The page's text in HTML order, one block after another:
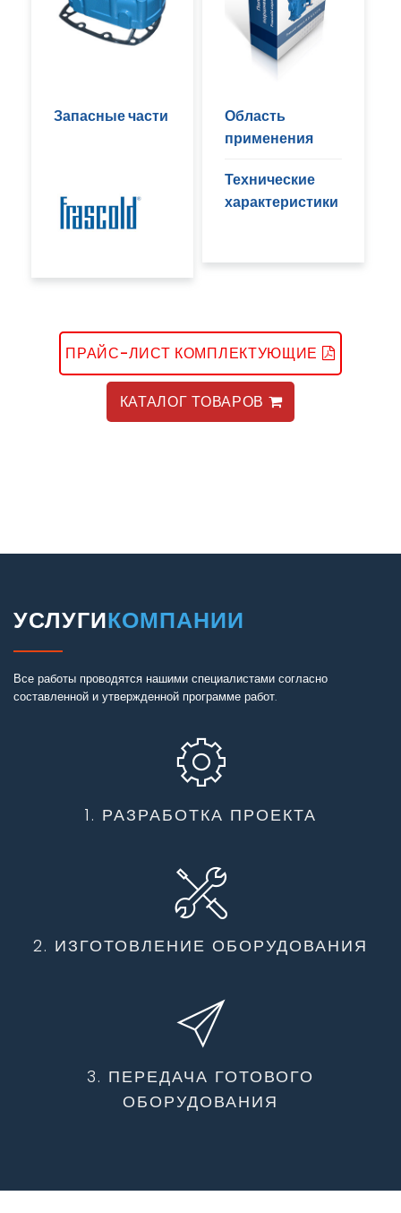
Запасные части
Область
применения
Технические
характеристики
ПРАЙС-ЛИСТ КОМПЛЕКТУЮЩИЕ
КАТАЛОГ ТОВАРОВ
УСЛУГИКОМПАНИИ
Все работы проводятся нашими специалистами согласно
составленной и утвержденной программе работ.
1. РАЗРАБОТКА ПРОЕКТА
2. ИЗГОТОВЛЕНИЕ ОБОРУДОВАНИЯ
3. ПЕРЕДАЧА ГОТОВОГО
ОБОРУДОВАНИЯ